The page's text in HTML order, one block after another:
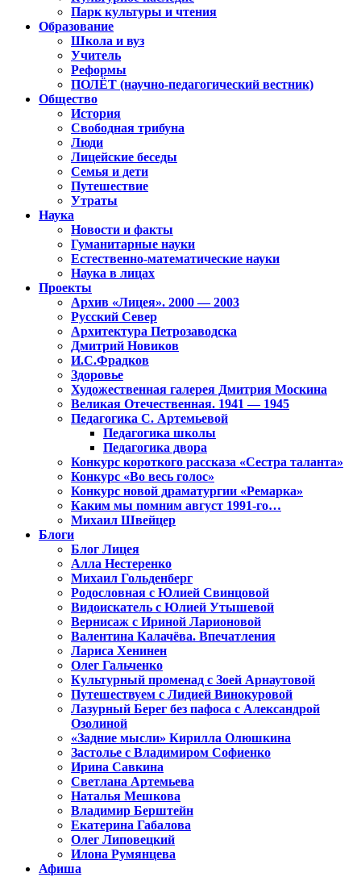
Парк культуры и чтения
Образование
Школа и вуз
Учитель
Реформы
ПОЛЁТ (научно-педагогический вестник)
Общество
История
Свободная трибуна
Люди
Лицейские беседы
Семья и дети
Путешествие
Утраты
Наука
Новости и факты
Гуманитарные науки
Естественно-математические науки
Наука в лицах
Проекты
Архив «Лицея». 2000 — 2003
Русский Север
Архитектура Петрозаводска
Дмитрий Новиков
И.С.Фрадков
Здоровье
Художественная галерея Дмитрия Москина
Великая Отечественная. 1941 — 1945
Педагогика С. Артемьевой
Педагогика школы
Педагогика двора
Конкурс короткого рассказа «Сестра таланта»
Конкурс «Во весь голос»
Конкурс новой драматургии «Ремарка»
Каким мы помним август 1991-го…
Михаил Швейцер
Блоги
Блог Лицея
Алла Нестеренко
Михаил Гольденберг
Родословная с Юлией Свинцовой
Видоискатель с Юлией Утышевой
Вернисаж с Ириной Ларионовой
Валентина Калачёва. Впечатления
Лариса Хенинен
Олег Гальченко
Культурный променад с Зоей Арнаутовой
Путешествуем с Лидией Винокуровой
Лазурный Берег без пафоса с Александрой
Озолиной
«Задние мысли» Кирилла Олюшкина
Застолье с Владимиром Софиенко
Ирина Савкина
Светлана Артемьева
Наталья Мешкова
Владимир Берштейн
Екатерина Габалова
Олег Липовецкий
Илона Румянцева
Афиша